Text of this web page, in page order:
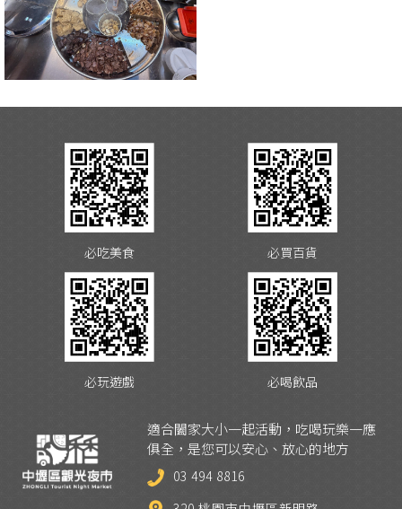
必吃美食 必買百貨
必玩遊戲 必喝飲品
適合闔家大小一起活動，吃喝玩樂一應
俱全，是您可以安心、放心的地方
03 494 8816